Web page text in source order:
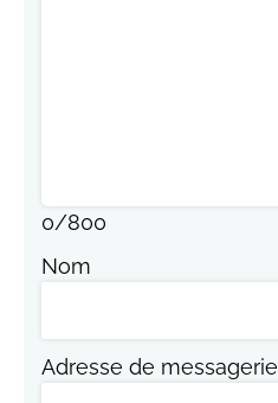
0/800
Nom
Adresse de messagerie